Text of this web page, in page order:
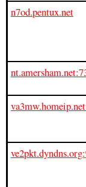
n7od.pentux.net